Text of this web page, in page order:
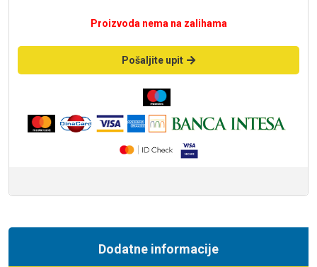
Proizvoda nema na zalihama
Pošaljite upit
Dodatne informacije